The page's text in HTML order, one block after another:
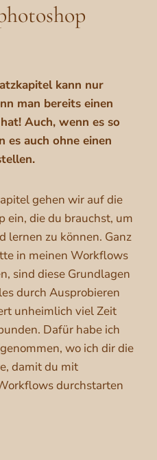
kann nur
man bereits einen
Auch, wenn es so
es auch ohne einen
gehen wir auf die
ein, die du brauchst, um
lernen zu können. Ganz
in meinen Workflows
sind diese Grundlagen
durch Ausprobieren
unheimlich viel Zeit
Dafür habe ich
wo ich dir die
damit du mit
durchstarten